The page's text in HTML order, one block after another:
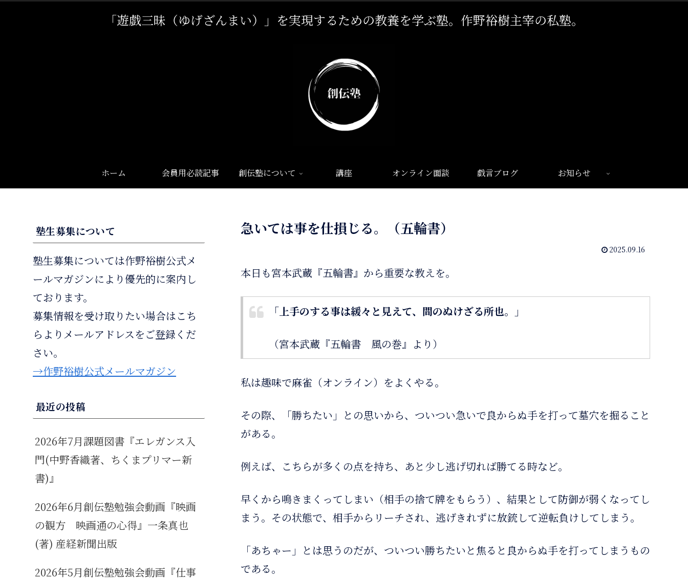
「遊戯三昧（ゆげざんまい）」を実現するための教養を学ぶ塾。作野裕樹主宰の私塾。
ホーム 会員用必読記事 創伝塾について 講座 オンライン面談 戯言ブログ お知らせ
急いては事を仕損じる。（五輪書）
2025.09.16
本日も宮本武蔵『五輪書』から重要な教えを。
「上手のする事は緩々と見えて、間のぬけざる所也。」
（宮本武蔵『五輪書 風の巻』より）
私は趣味で麻雀（オンライン）をよくやる。
その際、「勝ちたい」との思いから、ついつい急いで良からぬ手を打って墓穴を掘ること
がある。
例えば、こちらが多くの点を持ち、あと少し逃げ切れば勝てる時など。
早くから鳴きまくってしまい（相手の捨て牌をもらう）、結果として防御が弱くなってし
まう。その状態で、相手からリーチされ、逃げきれずに放銃して逆転負けしてしまう。
「あちゃー」とは思うのだが、ついつい勝ちたいと焦ると良からぬ手を打ってしまうもの
である。
塾生募集について
塾生募集については作野裕樹公式メ
ールマガジンにより優先的に案内し
ております。
募集情報を受け取りたい場合はこち
らよりメールアドレスをご登録くだ
さい。
→作野裕樹公式メールマガジン
最近の投稿
2026年7月課題図書『エレガンス入
門(中野香織著、ちくまプリマー新
書)』
2026年6月創伝塾勉強会動画『映画
の観方 映画通の心得』一条真也
(著) 産経新聞出版
2026年5月創伝塾勉強会動画『仕事